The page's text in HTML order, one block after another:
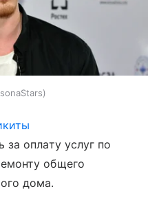
за оплату услуг по
общего
дома.